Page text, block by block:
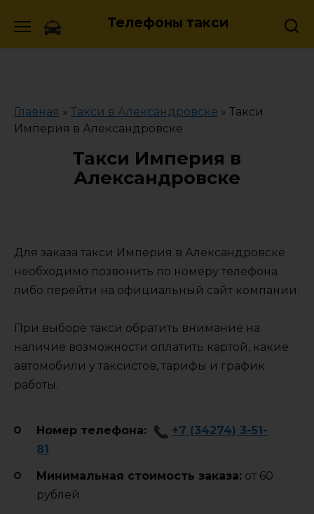
Телефоны такси
Главная » Такси в Александровске » Такси
Империя в Александровске
Такси Империя в
Александровске
Для заказа такси Империя в Александровске
необходимо позвонить по номеру телефона
либо перейти на официальный сайт компании.
При выборе такси обратить внимание на
наличие возможности оплатить картой, какие
автомобили у таксистов, тарифы и график
работы.
Номер телефона:
+7 (34274) 3-51-
81
Минимальная стоимость заказа: от 60
рублей